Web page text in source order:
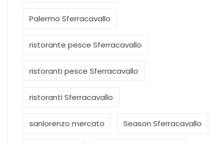
Palermo Sferracavallo
ristorante pesce Sferracavallo
ristoranti pesce Sferracavallo
ristoranti Sferracavallo
sanlorenzo mercato Season Sferracavallo